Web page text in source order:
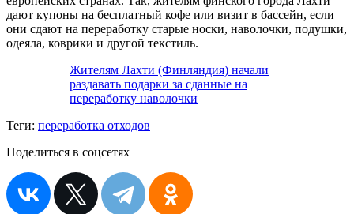
дают купоны на бесплатный кофе или визит в бассейн, если
они сдают на переработку старые носки, наволочки, подушки,
одеяла, коврики и другой текстиль.
Жителям Лахти (Финляндия) начали
раздавать подарки за сданные на
переработку наволочки
Теги: переработка отходов
Поделиться в соцсетях